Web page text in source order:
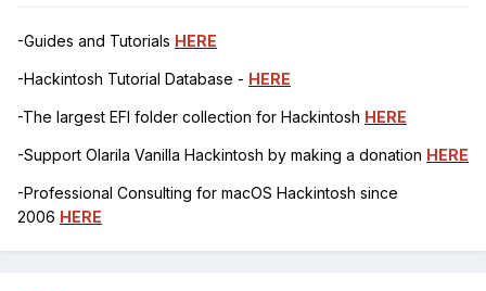
-Guides and Tutorials HERE
-Hackintosh Tutorial Database - HERE
-The largest EFI folder collection for Hackintosh HERE
-Support Olarila Vanilla Hackintosh by making a donation HERE
-Professional Consulting for macOS Hackintosh since
2006 HERE